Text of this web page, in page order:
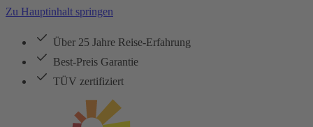
Zu Hauptinhalt springen
Über 25 Jahre Reise-Erfahrung
Best-Preis Garantie
TÜV zertifiziert